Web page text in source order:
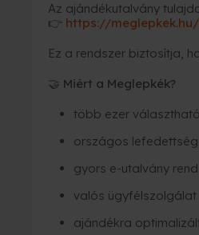
Az ajándékutalvány
👉 https://
Ez a rendszer biztosítja,
🤝 Miért a Meglepkék?
több ezer
országos lefedettség
gyors e-utalvány
valós ügyfélszolgálat
ajándékra